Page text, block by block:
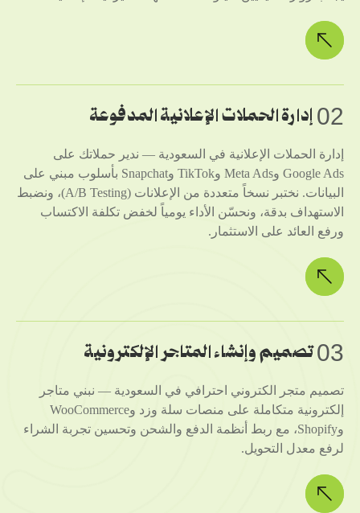
02 إدارة الحملات الإعلانية المدفوعة
إدارة الحملات الإعلانية في السعودية — ندير حملاتك على
Google Ads وMeta Ads وTikTok وSnapchat بأسلوب مبني على
البيانات. نختبر نسخاً متعددة من الإعلانات (A/B Testing)، ونضبط
الاستهداف بدقة، ونحسّن الأداء يومياً لخفض تكلفة الاكتساب
ورفع العائد على الاستثمار.
03 تصميم وإنشاء المتاجر الإلكترونية
تصميم متجر الكتروني احترافي في السعودية — نبني متاجر
إلكترونية متكاملة على منصات سلة وزد وWooCommerce
وShopify، مع ربط أنظمة الدفع والشحن وتحسين تجربة الشراء
لرفع معدل التحويل.